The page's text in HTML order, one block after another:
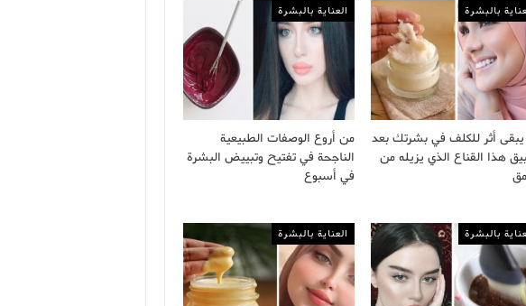
بالبشرة
أثر للكلف في بشرتك بعد
هذا القناع الذي يزيله من
العناية بالبشرة
من أروع الوصفات الطبيعية
الناجحة في تفتيح وتبييض البشرة
في أسبوع
بالبشرة العناية بالبشرة